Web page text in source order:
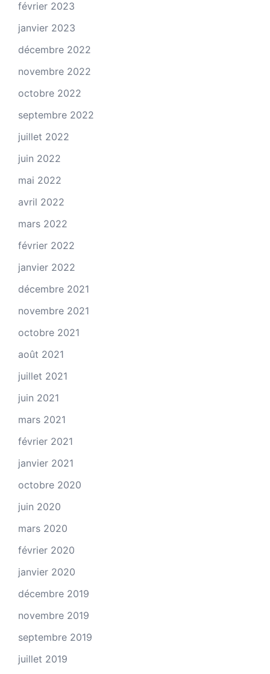
février 2023
janvier 2023
décembre 2022
novembre 2022
octobre 2022
septembre 2022
juillet 2022
juin 2022
mai 2022
avril 2022
mars 2022
février 2022
janvier 2022
décembre 2021
novembre 2021
octobre 2021
août 2021
juillet 2021
juin 2021
mars 2021
février 2021
janvier 2021
octobre 2020
juin 2020
mars 2020
février 2020
janvier 2020
décembre 2019
novembre 2019
septembre 2019
juillet 2019